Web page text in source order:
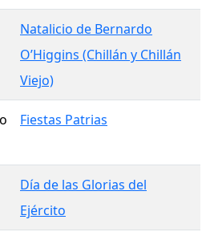
Natalicio de Bernardo
O’Higgins (Chillán y Chillán
Viejo)
Fiestas Patrias
Día de las Glorias del
Ejército